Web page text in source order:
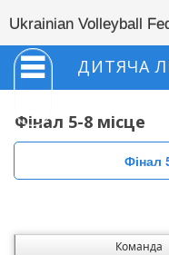
Ukrainian Volleyball
ДИТЯЧА
Фінал 5-8 місце
Фінал
Команда